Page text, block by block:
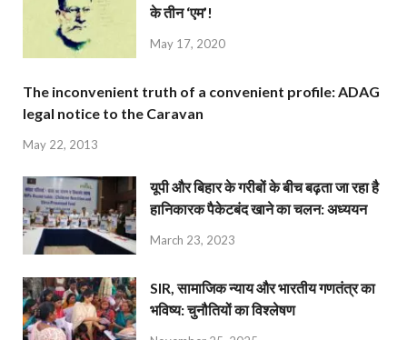
के तीन ‘एम’!
May 17, 2020
The inconvenient truth of a convenient profile: ADAG
legal notice to the Caravan
May 22, 2013
यूपी और बिहार के गरीबों के बीच बढ़ता जा रहा है
हानिकारक पैकेटबंद खाने का चलन: अध्ययन
March 23, 2023
SIR, सामाजिक न्याय और भारतीय गणतंत्र का
भविष्य: चुनौतियों का विश्लेषण